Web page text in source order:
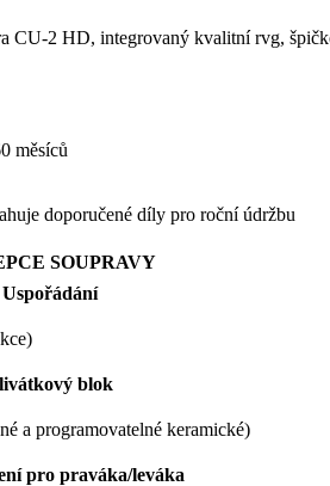
CU-2 HD, integrovaný kvalitní rvg,
měsíců
doporučené díly pro roční údržbu
SOUPRAVY
Uspořádání
blok
a programovatelné keramické)
pro praváka/leváka